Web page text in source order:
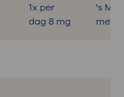
1x per
dag 8 mg
's
met